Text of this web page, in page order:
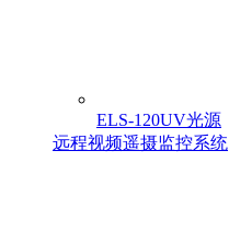
ELS-120UV光源
远程视频遥摄监控系统